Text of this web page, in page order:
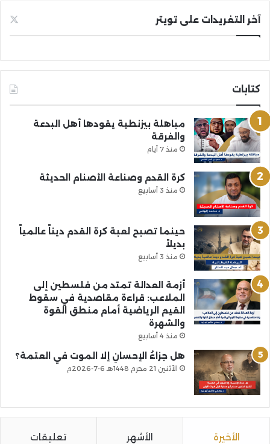
آخر التغريدات على تويتر
كتابات
مباهلة بيزنطية يقودها أهل البدعة
والفرقة
منذ 7 أيام
كرة القدم وصناعة الأصنام الحديثة
منذ 3 أسابيع
حينما تصبح لعبة كرة القدم ديناً عالمياً
بديلاً
منذ 3 أسابيع
أزمة العدالة تمتد من فلسطين إلى
الملاعب: قراءة مقاصدية في سقوط
القيم الرياضية أمام منطق القوة
والشهرة
منذ 4 أسابيع
هل جزاءُ الإحسانِ إلا الموت في العتمة؟
الأثنين 21 محرم 1448هـ 6-7-2026م
الأخيرة الأشهر تعليقات